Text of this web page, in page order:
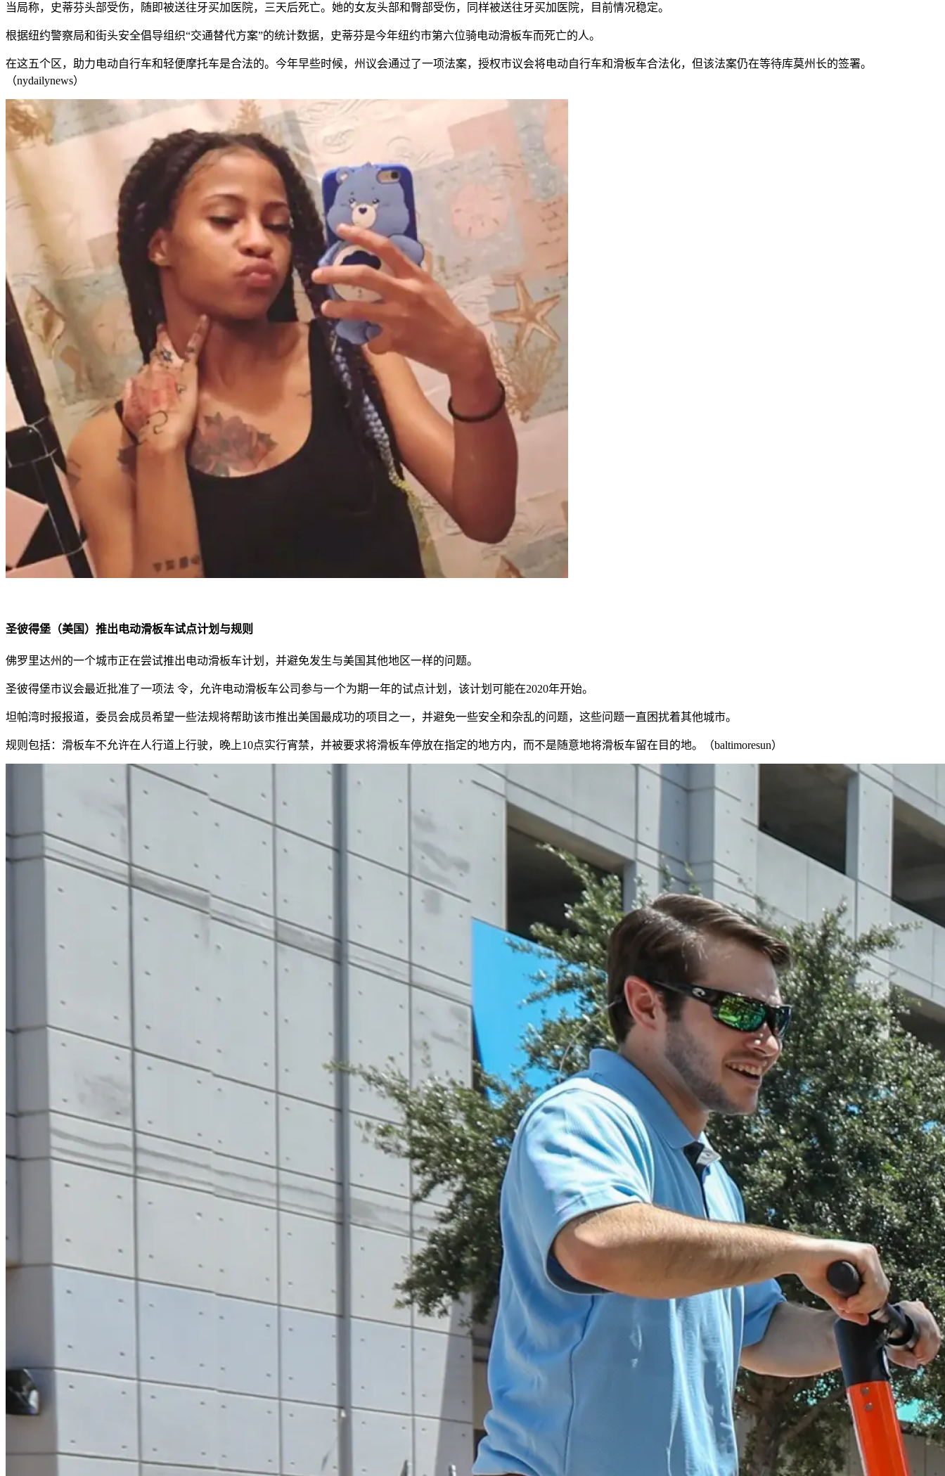
当局称，史蒂芬头部受伤，随即被送往牙买加医院，三天后死亡。她的女友头部和臀部受伤，同样被送往牙买加医院，目前情况稳定。
根据纽约警察局和街头安全倡导组织“交通替代方案”的统计数据，史蒂芬是今年纽约市第六位骑电动滑板车而死亡的人。
在这五个区，助力电动自行车和轻便摩托车是合法的。今年早些时候，州议会通过了一项法案，授权市议会将电动自行车和滑板车合法化，但该法案仍在等待库莫州长的签署。
（nydailynews）
圣彼得堡（美国）推出电动滑板车试点计划与规则
佛罗里达州的一个城市正在尝试推出电动滑板车计划，并避免发生与美国其他地区一样的问题。
圣彼得堡市议会最近批准了一项法 令，允许电动滑板车公司参与一个为期一年的试点计划，该计划可能在2020年开始。
坦帕湾时报报道，委员会成员希望一些法规将帮助该市推出美国最成功的项目之一，并避免一些安全和杂乱的问题，这些问题一直困扰着其他城市。
规则包括：滑板车不允许在人行道上行驶，晚上10点实行宵禁，并被要求将滑板车停放在指定的地方内，而不是随意地将滑板车留在目的地。（baltimoresun）